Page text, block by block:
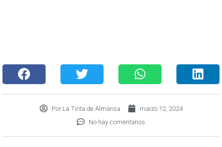
PorLa Tinta de Almansa
marzo 12, 2024
No hay comentarios